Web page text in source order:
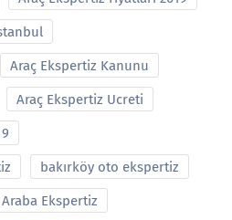
Araç Ekspertiz Kanunu
Araç Ekspertiz Ucreti
bakırköy oto ekspertiz
Ekspertiz